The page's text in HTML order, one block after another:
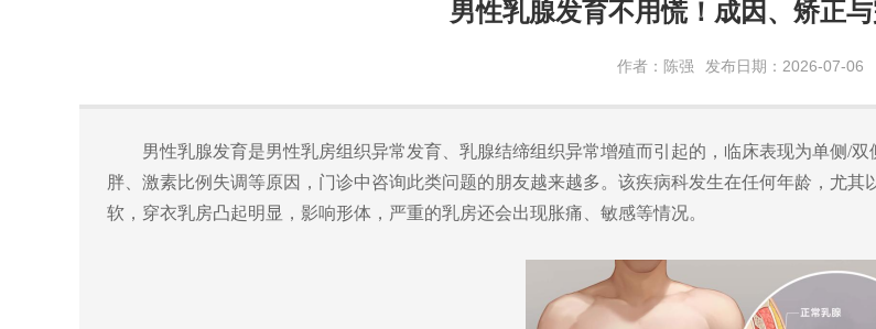
男性乳腺发育不用慌！成因、矫正
作者：陈强 发布日期：2026-07-06
男性乳腺发育是男性乳房组织异常发育、乳腺结缔组织异常增殖而引起的 ， 临床表现为单侧/双
胖、激素比例失调等原因，门诊中咨询此类问题的朋友越来越多。 该疾病科发生在任何年龄，尤其
软 ，穿衣乳房凸起明显 ， 影响形体，严重的乳房还会出现胀痛、敏感等情况。